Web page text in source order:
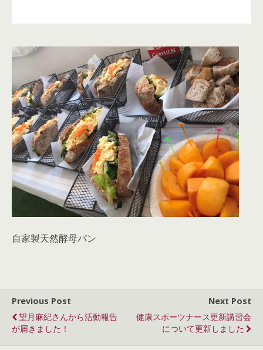
自家製天然酵母パン
Previous Post
望月麻紀さんから活動報告
が届きました！
Next Post
健康スポーツナース更新講習会
について更新しました